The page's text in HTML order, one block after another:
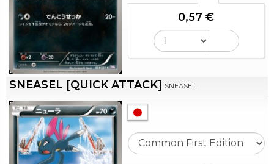
0,57 €
SNEASEL [QUICK ATTACK] SNEASEL